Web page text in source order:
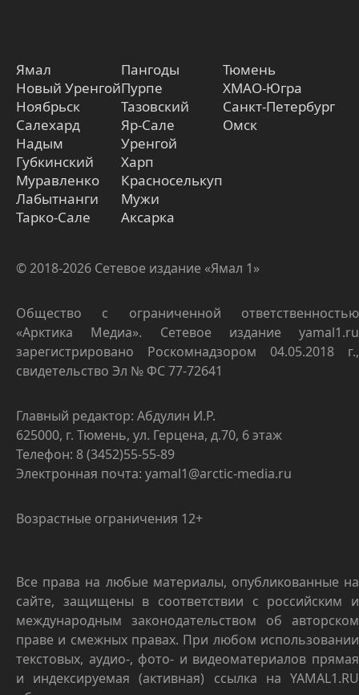
Ямал
Новый Уренгой
Ноябрьск
Салехард
Надым
Губкинский
Муравленко
Лабытнанги
Тарко-Сале
Пангоды
Пурпе
Тазовский
Яр-Сале
Уренгой
Харп
Красноселькуп
Мужи
Аксарка
Тюмень
ХМАО-Югра
Санкт-Петербург
Омск
© 2018-2026 Сетевое издание «Ямал 1»
Общество с ограниченной ответственностью
«Арктика Медиа». Сетевое издание yamal1.ru
зарегистрировано Роскомнадзором 04.05.2018 г.,
свидетельство Эл № ФС 77-72641
Главный редактор: Абдулин И.Р.
625000, г. Тюмень, ул. Герцена, д.70, 6 этаж
Телефон: 8 (3452)55-55-89
Электронная почта: yamal1@arctic-media.ru
Возрастные ограничения 12+
Все права на любые материалы, опубликованные на
сайте, защищены в соответствии с российским и
международным законодательством об авторском
праве и смежных правах. При любом использовании
текстовых, аудио-, фото- и видеоматериалов прямая
и индексируемая (активная) ссылка на YAMAL1.RU